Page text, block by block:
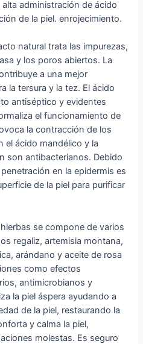
administración de ácido
de la piel. enrojecimiento.
natural trata las impurezas,
y los poros abiertos. La
a una mejor
la tersura y la tez. El ácido
antiséptico y evidentes
el funcionamiento de
la contracción de los
el ácido mandélico y la
son antibacterianos. Debido
en la epidermis es
de la piel para purificar
se compone de varios
regaliz, artemisia montana,
arándano y aceite de rosa
como efectos
antimicrobianos y
la piel áspera ayudando a
de la piel, restaurando la
y calma la piel,
molestas. Es seguro